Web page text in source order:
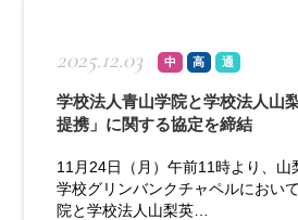
2025.12.03 中 高 通
学校法人青山学院と学校法人山
提携」に関する協定を締結
11月24日（月）午前11時より、山
学校グリンバンクチャペルにおい
院と学校法人山梨英…